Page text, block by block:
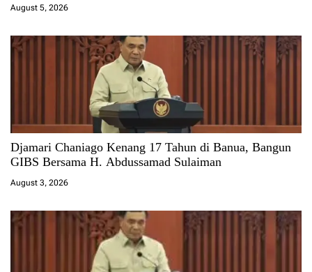
August 5, 2026
Djamari Chaniago Kenang 17 Tahun di Banua, Bangun
GIBS Bersama H. Abdussamad Sulaiman
August 3, 2026